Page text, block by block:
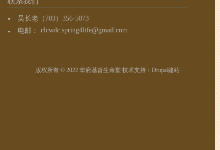
吴长老（703）356-5073
电邮：
clcwdc.spring4life@gmail.com
版权所有 © 2022 华府基督生命堂 技术支持： Drupal建站